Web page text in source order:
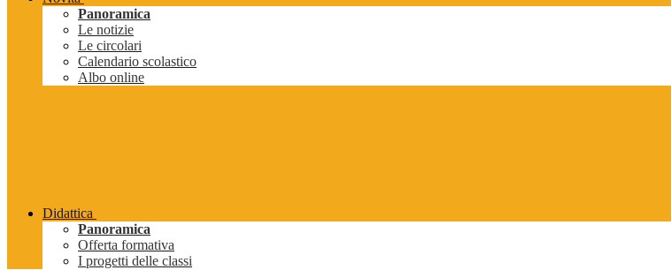
Panoramica
Le notizie
Le circolari
Calendario scolastico
Albo online
Didattica
Panoramica
Offerta formativa
I progetti delle classi